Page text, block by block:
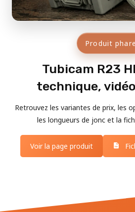
Produit phare
Tubicam R23
technique,
Retrouvez les variantes de prix, les
les longueurs de jonc et la
Voir la page produit